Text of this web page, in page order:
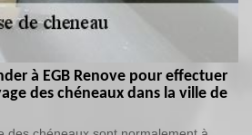
à EGB Renove pour effectuer
des chéneaux dans la ville de